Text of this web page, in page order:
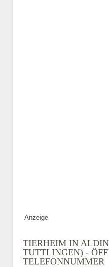
Anzeige
TIERHEIM IN
TUTTLINGEN) -
TELEFONNUMMER